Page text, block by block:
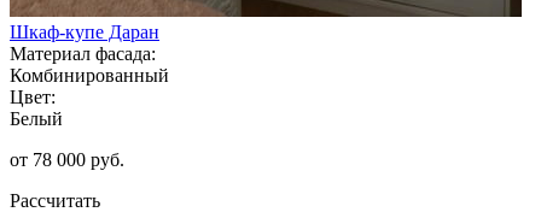
Шкаф-купе Даран
Материал фасада:
Комбинированный
Цвет:
Белый
от 78 000 руб.
Рассчитать